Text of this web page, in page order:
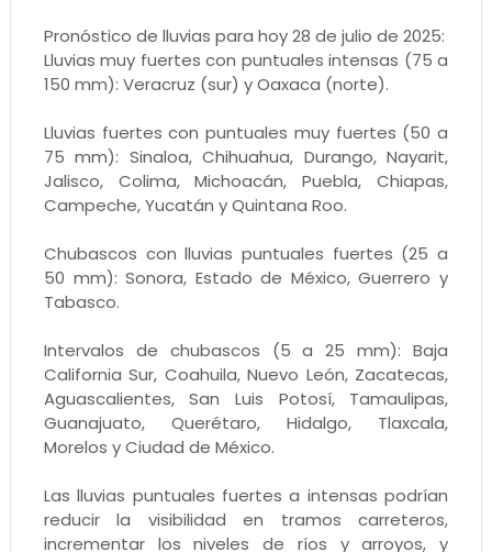
Pronóstico de lluvias para hoy 28 de julio de 2025:
Lluvias muy fuertes con puntuales intensas (75 a
150 mm): Veracruz (sur) y Oaxaca (norte).
Lluvias fuertes con puntuales muy fuertes (50 a
75 mm): Sinaloa, Chihuahua, Durango, Nayarit,
Jalisco, Colima, Michoacán, Puebla, Chiapas,
Campeche, Yucatán y Quintana Roo.
Chubascos con lluvias puntuales fuertes (25 a
50 mm): Sonora, Estado de México, Guerrero y
Tabasco.
Intervalos de chubascos (5 a 25 mm): Baja
California Sur, Coahuila, Nuevo León, Zacatecas,
Aguascalientes, San Luis Potosí, Tamaulipas,
Guanajuato, Querétaro, Hidalgo, Tlaxcala,
Morelos y Ciudad de México.
Las lluvias puntuales fuertes a intensas podrían
reducir la visibilidad en tramos carreteros,
incrementar los niveles de ríos y arroyos, y